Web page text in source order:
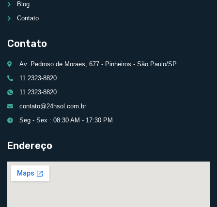
Blog
Contato
Contato
Av. Pedroso de Moraes, 677 - Pinheiros - São Paulo/SP
11 2323-8820
11 2323-8820
contato@24hsol.com.br
Seg - Sex : 08:30 AM - 17:30 PM
Endereço